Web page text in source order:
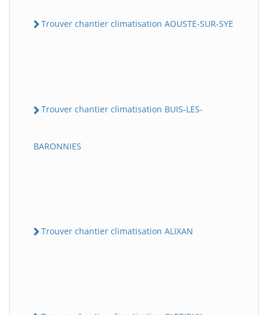
Trouver chantier climatisation AOUSTE-SUR-SYE
Trouver chantier climatisation BUIS-LES-
BARONNIES
Trouver chantier climatisation ALIXAN